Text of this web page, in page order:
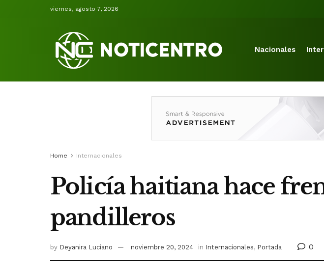
viernes, agosto 7, 2026
Nacionales
Home Internacionales
Policía haitiana hace
pandilleros
by Deyanira Luciano noviembre 20, 2024 in Internacionales, Portada 0